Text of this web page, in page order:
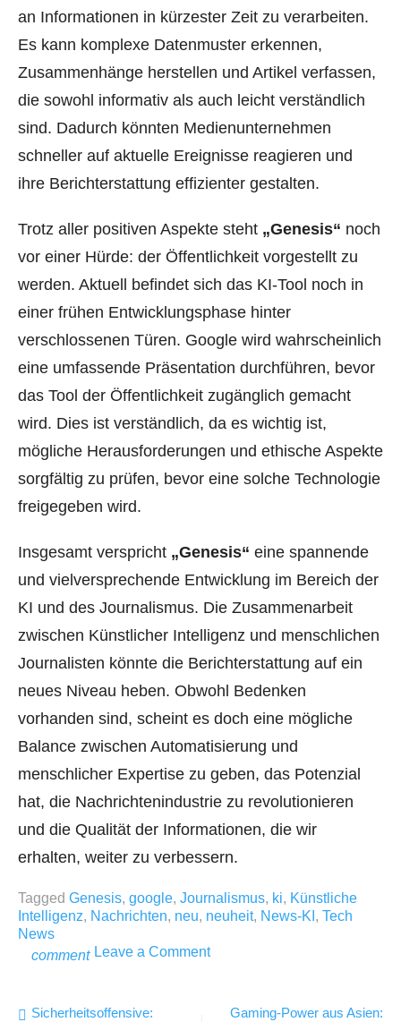
an Informationen in kürzester Zeit zu verarbeiten.
Es kann komplexe Datenmuster erkennen,
Zusammenhänge herstellen und Artikel verfassen,
die sowohl informativ als auch leicht verständlich
sind. Dadurch könnten Medienunternehmen
schneller auf aktuelle Ereignisse reagieren und
ihre Berichterstattung effizienter gestalten.
Trotz aller positiven Aspekte steht „Genesis“ noch
vor einer Hürde: der Öffentlichkeit vorgestellt zu
werden. Aktuell befindet sich das KI-Tool noch in
einer frühen Entwicklungsphase hinter
verschlossenen Türen. Google wird wahrscheinlich
eine umfassende Präsentation durchführen, bevor
das Tool der Öffentlichkeit zugänglich gemacht
wird. Dies ist verständlich, da es wichtig ist,
mögliche Herausforderungen und ethische Aspekte
sorgfältig zu prüfen, bevor eine solche Technologie
freigegeben wird.
Insgesamt verspricht „Genesis“ eine spannende
und vielversprechende Entwicklung im Bereich der
KI und des Journalismus. Die Zusammenarbeit
zwischen Künstlicher Intelligenz und menschlichen
Journalisten könnte die Berichterstattung auf ein
neues Niveau heben. Obwohl Bedenken
vorhanden sind, scheint es doch eine mögliche
Balance zwischen Automatisierung und
menschlicher Expertise zu geben, das Potenzial
hat, die Nachrichtenindustrie zu revolutionieren
und die Qualität der Informationen, die wir
erhalten, weiter zu verbessern.
Tagged Genesis, google, Journalismus, ki, Künstliche
Intelligenz, Nachrichten, neu, neuheit, News-KI , Tech
News
comment Leave a Commenton
Beitragsnavigation
Sicherheitsoffensive: Gaming-Power aus Asien: